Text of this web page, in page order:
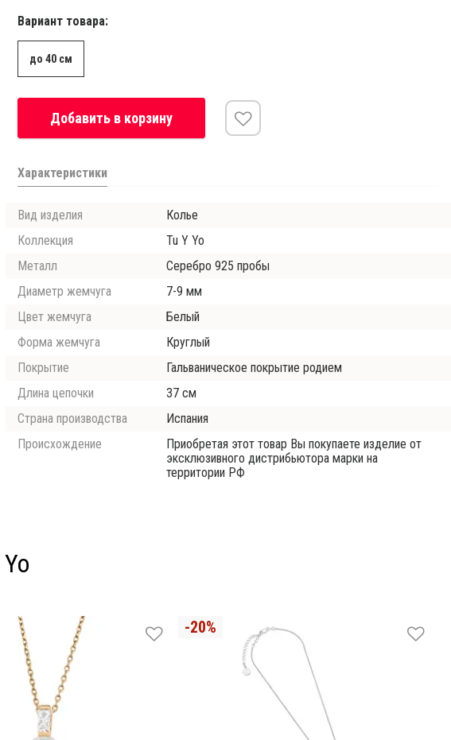
Вариант товара:
до 40 см
Добавить в корзину
Характеристики
Вид изделия
Колье
Коллекция
Tu Y Yo
Металл
Серебро 925 пробы
Диаметр жемчуга
7-9 мм
Цвет жемчуга
Белый
Форма жемчуга
Круглый
Покрытие
Гальваническое покрытие родием
Длина цепочки
37 см
Страна производства
Испания
Происхождение
Приобретая этот товар Вы покупаете изделие от
эксклюзивного дистрибьютора марки на
территории РФ